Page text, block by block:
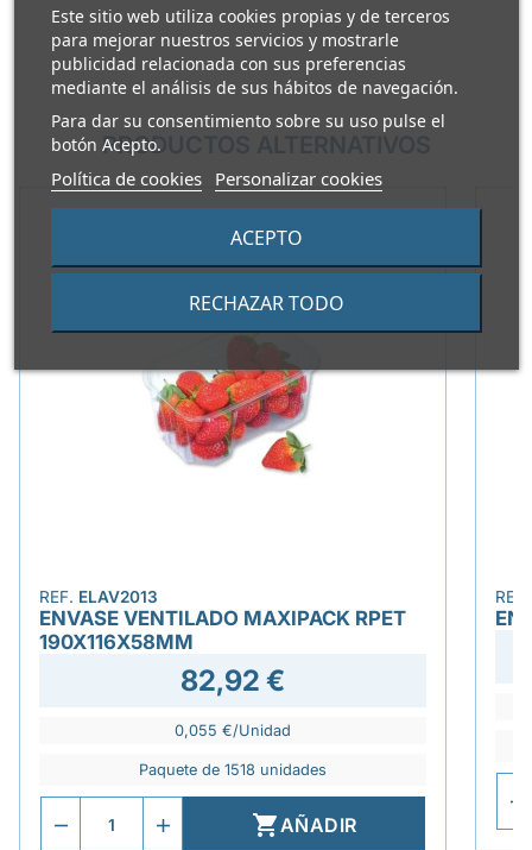
Este sitio web utiliza cookies propias y de terceros
para mejorar nuestros servicios y mostrarle
publicidad relacionada con sus preferencias
mediante el análisis de sus hábitos de navegación.
Para dar su consentimiento sobre su uso pulse el
botón Acepto.
Política de cookies Personalizar cookies
RECHAZAR TODO
ACEPTO
PRODUCTOS ALTERNATIVOS
REF. ELAV2013
ENVASE VENTILADO MAXIPACK RPET
190X116X58MM
82,92 €
0,055 €/Unidad
Paquete de 1518 unidades
AÑADIR